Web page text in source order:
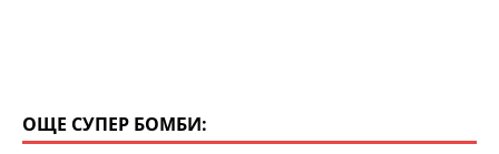
ОЩЕ СУПЕР БОМБИ: